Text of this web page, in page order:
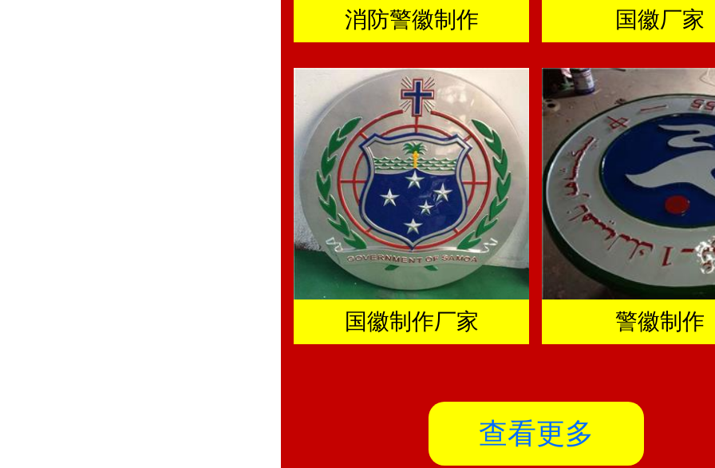
消防警徽制作 国徽厂家
国徽制作厂家 警徽制作
查看更多